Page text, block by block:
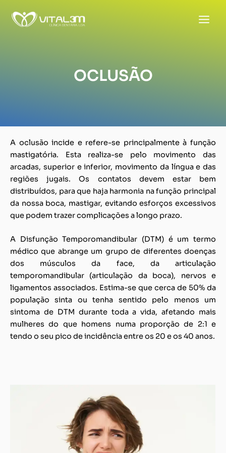
content
OCLUSÃO
A oclusão incide e refere-se principalmente à função
mastigatória. Esta realiza-se pelo movimento das
arcadas, superior e inferior, movimento da língua e das
regiões jugais. Os contatos devem estar bem
distribuídos, para que haja harmonia na função principal
da nossa boca, mastigar, evitando esforços excessivos
que podem trazer complicações a longo prazo.
A Disfunção Temporomandibular (DTM) é um termo
médico que abrange um grupo de diferentes doenças
dos músculos da face, da articulação
temporomandibular (articulação da boca), nervos e
ligamentos associados. Estima-se que cerca de 50% da
população sinta ou tenha sentido pelo menos um
sintoma de DTM durante toda a vida, afetando mais
mulheres do que homens numa proporção de 2:1 e
tendo o seu pico de incidência entre os 20 e os 40 anos.